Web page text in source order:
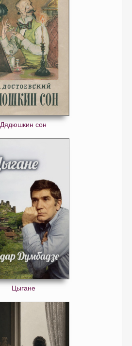
Дядюшкин сон
Цыгане